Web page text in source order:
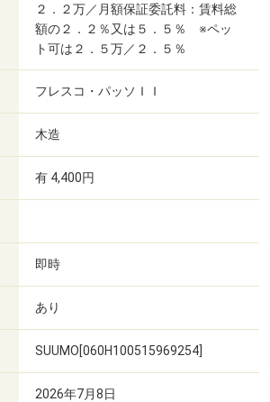
２．２万／月額保証委託料：賃料総
額の２．２％又は５．５％ ※ペッ
ト可は２．５万／２．５％
フレスコ・パッソＩＩ
木造
有 4,400円
即時
あり
SUUMO[060H100515969254]
2026年7月8日